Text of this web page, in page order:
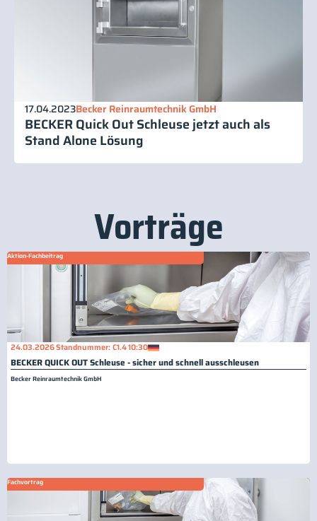
17.04.2023Becker Reinraumtechnik GmbH
BECKER Quick Out Schleuse jetzt auch als
Stand Alone Lösung
Vorträge
Aktion-Fachbeitrag
24.03.2026Standnummer: C1.410:30
BECKER QUICK OUT Schleuse - sicher und schnell ausschleusen
Becker Reinraumtechnik GmbH
Fachvortrag